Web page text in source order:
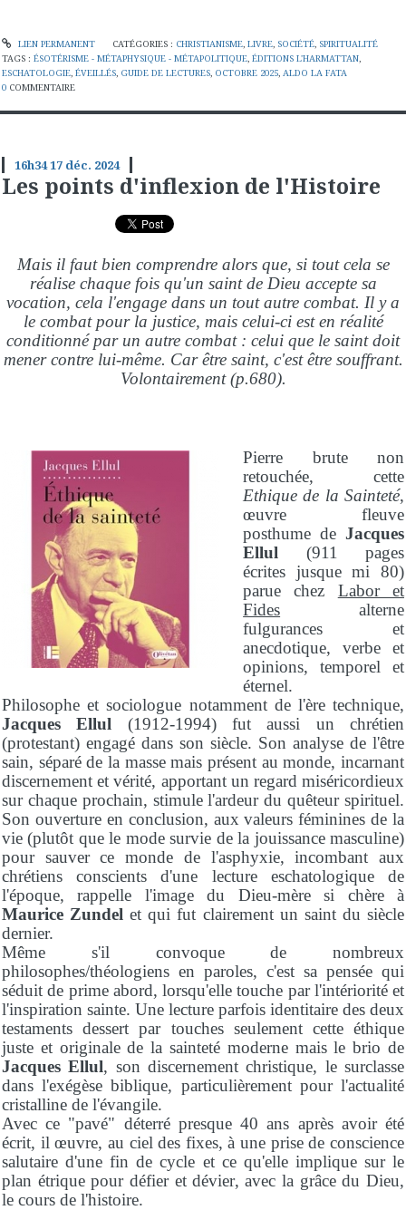
LIEN PERMANENT CATÉGORIES : CHRISTIANISME, LIVRE, SOCIÉTÉ, SPIRITUALITÉ
TAGS : ÉSOTÉRISME - MÉTAPHYSIQUE - MÉTAPOLITIQUE, ÉDITIONS L'HARMATTAN,
ESCHATOLOGIE, ÉVEILLÉS, GUIDE DE LECTURES, OCTOBRE 2025, ALDO LA FATA
0 COMMENTAIRE
16h3417 déc. 2024
Les points d'inflexion de l'Histoire
Mais il faut bien comprendre alors que, si tout cela se
réalise chaque fois qu'un saint de Dieu accepte sa
vocation, cela l'engage dans un tout autre combat. Il y a
le combat pour la justice, mais celui-ci est en réalité
conditionné par un autre combat : celui que le saint doit
mener contre lui-même. Car être saint, c'est être souffrant.
Volontairement (p.680).
Pierre brute non
retouchée, cette
Ethique de la Sainteté,
œuvre fleuve
posthume de Jacques
Ellul (911 pages
écrites jusque mi 80)
parue chez Labor et
Fides alterne
fulgurances et
anecdotique, verbe et
opinions, temporel et
éternel.
Philosophe et sociologue notamment de l'ère technique,
Jacques Ellul (1912-1994) fut aussi un chrétien
(protestant) engagé dans son siècle. Son analyse de l'être
sain, séparé de la masse mais présent au monde, incarnant
discernement et vérité, apportant un regard miséricordieux
sur chaque prochain, stimule l'ardeur du quêteur spirituel.
Son ouverture en conclusion, aux valeurs féminines de la
vie (plutôt que le mode survie de la jouissance masculine)
pour sauver ce monde de l'asphyxie, incombant aux
chrétiens conscients d'une lecture eschatologique de
l'époque, rappelle l'image du Dieu-mère si chère à
Maurice Zundelet qui fut clairement un saint du siècle
dernier.
Même s'il convoque de nombreux
philosophes/théologiens en paroles, c'est sa pensée qui
séduit de prime abord, lorsqu'elle touche par l'intériorité et
l'inspiration sainte. Une lecture parfois identitaire des deux
testaments dessert par touches seulement cette éthique
juste et originale de la sainteté moderne mais le brio de
Jacques Ellul, son discernement christique, le surclasse
dans l'exégèse biblique, particulièrement pour l'actualité
cristalline de l'évangile.
Avec ce "pavé" déterré presque 40 ans après avoir été
écrit, il œuvre, au ciel des fixes, à une prise de conscience
salutaire d'une fin de cycle et ce qu'elle implique sur le
plan étrique pour défier et dévier, avec la grâce du Dieu,
le cours de l'histoire.